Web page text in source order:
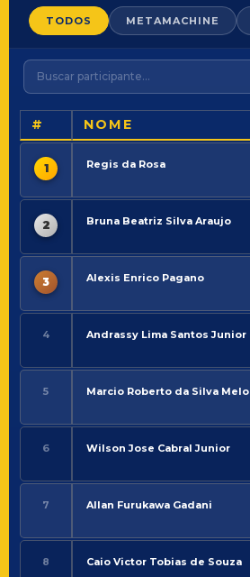
TODOS METAMACHINE
# NOME
1 Regis da Rosa
2 Bruna Beatriz Silva Araujo
3 Alexis Enrico Pagano
4 Andrassy Lima Santos Junior
5 Marcio Roberto da Silva Melo
6 Wilson Jose Cabral Junior
7 Allan Furukawa Gadani
8 Caio Victor Tobias de Souza